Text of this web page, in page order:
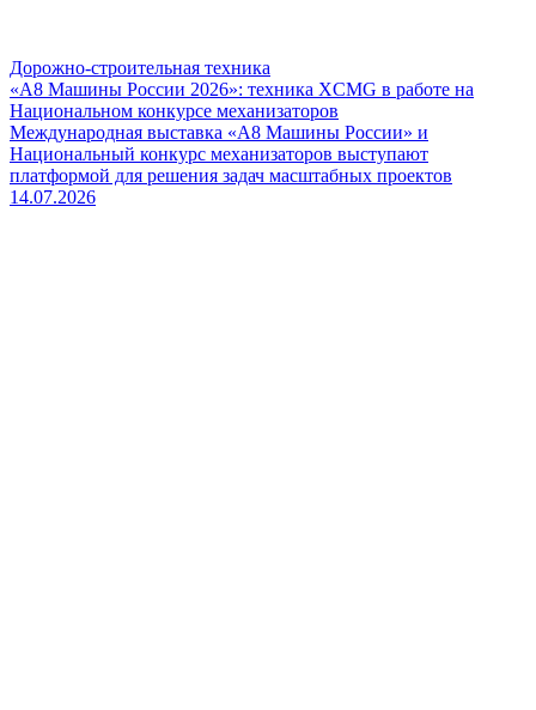
Дорожно-строительная техника
«А8 Машины России 2026»: техника XCMG в работе на
Национальном конкурсе механизаторов
Международная выставка «А8 Машины России» и
Национальный конкурс механизаторов выступают
платформой для решения задач масштабных проектов
14.07.2026